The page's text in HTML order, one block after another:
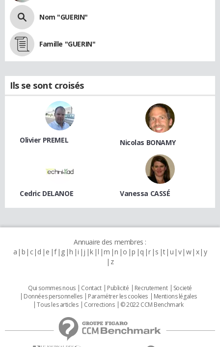
Nom "GUERIN"
Famille "GUERIN"
Ils se sont croisés
Olivier PREMEL Nicolas BONAMY
Cedric DELANOE Vanessa CASSÉ
Annuaire des membres :
a b c d e f g h i j k l m n o p q r s t u v w x y
z
Qui sommes nous Contact Publicité Recrutement
Societé
Données personnelles
Paramétrer les cookies
Mentions légales
Tous les articles
Corrections © 2022 CCM Benchmark